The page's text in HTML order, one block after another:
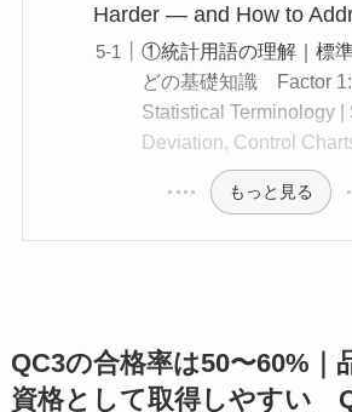
Harder — and How to
①統計用語の理解｜標
どの基礎知識 Factor
Statistical Terminology |
Deviation, Control
もっと見る
QC3の合格率は50〜60%｜
資格として取得しやすい